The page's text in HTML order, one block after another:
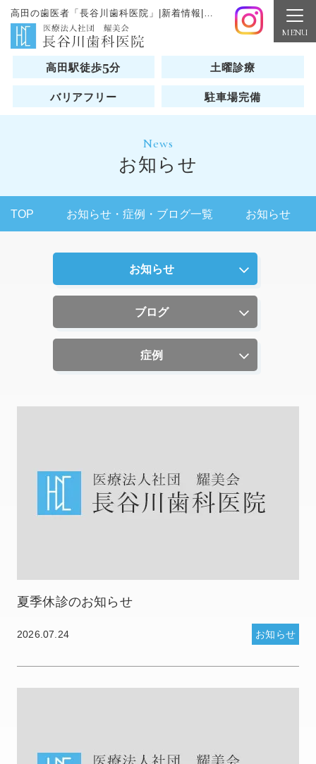
高田の歯医者「長谷川歯科医院」|新着情報|お知らせ
高田駅徒歩5分 土曜診療
バリアフリー 駐車場完備
News
お知らせ
TOP お知らせ・症例・ブログ一覧 お知らせ
お知らせ
ブログ
症例
夏季休診のお知らせ
2026.07.24 お知らせ